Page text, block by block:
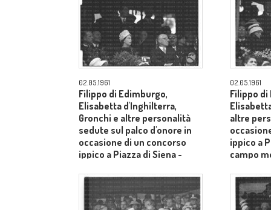
02.05.1961
Filippo di Edimburgo,
Elisabetta d'Inghilterra,
Gronchi e altre personalità
sedute sul palco d'onore in
occasione di un concorso
ippico a Piazza di Siena -
02.05.1961
Filippo di
altre
ippico a
campo